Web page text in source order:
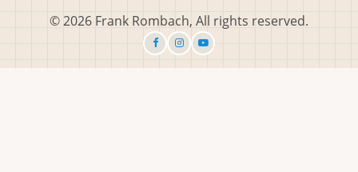
© 2026 Frank Rombach, All rights reserved.